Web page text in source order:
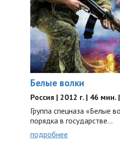
Белые волки
Россия | 2012 г. | 46
Группа спецназа «Белые
порядка в государстве...
подробнее